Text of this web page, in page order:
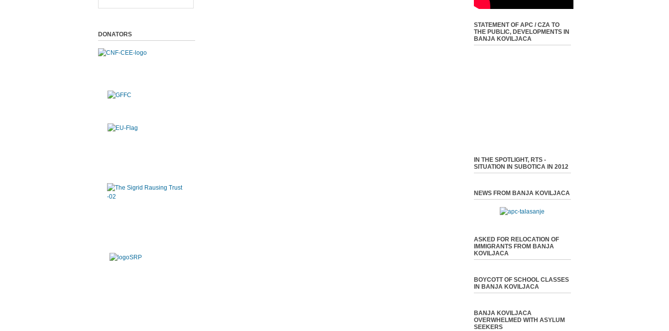
DONATORS
STATEMENT OF APC / CZA TO
THE PUBLIC, DEVELOPMENTS IN
BANJA KOVILJACA
IN THE SPOTLIGHT, RTS -
SITUATION IN SUBOTICA IN 2012
NEWS FROM BANJA KOVILJACA
ASKED FOR RELOCATION OF
IMMIGRANTS FROM BANJA
KOVILJACA
BOYCOTT OF SCHOOL CLASSES
IN BANJA KOVILJACA
BANJA KOVILJACA
OVERWHELMED WITH ASYLUM
SEEKERS